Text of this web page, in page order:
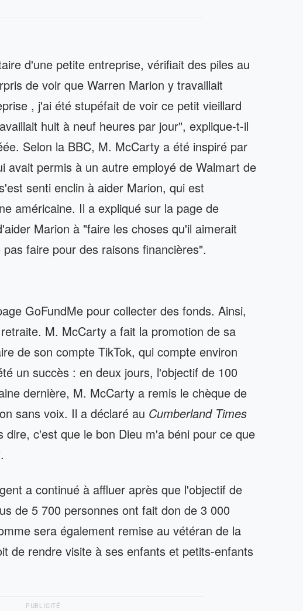
d'une petite entreprise, vérifiait des piles au
de voir que Warren Marion y travaillait
, j'ai été stupéfait de voir ce petit vieillard
huit à neuf heures par jour", explique-t-il
Selon la BBC, M. McCarty a été inspiré par
avait permis à un autre employé de Walmart de
senti enclin à aider Marion, qui est
américaine. Il a expliqué sur la page de
Marion à "faire les choses qu'il aimerait
faire pour des raisons financières".
GoFundMe pour collecter des fonds. Ainsi,
M. McCarty a fait la promotion de sa
de son compte TikTok, qui compte environ
un succès : en deux jours, l'objectif de 100
dernière, M. McCarty a remis le chèque de
sans voix. Il a déclaré au Cumberland Times
dire, c'est que le bon Dieu m'a béni pour ce que
a continué à affluer après que l'objectif de
de 5 700 personnes ont fait don de 3 000
sera également remise au vétéran de la
de rendre visite à ses enfants et petits-enfants
PUBLICITÉ